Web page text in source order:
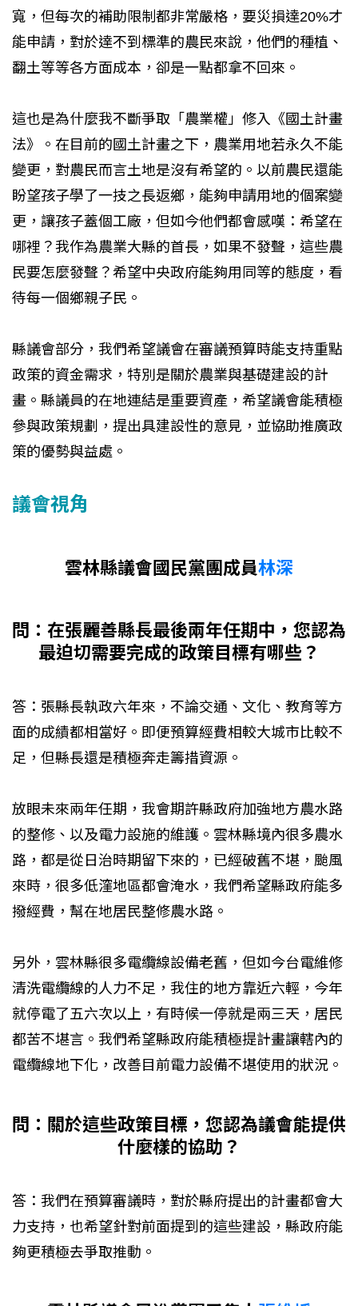
寬，但每次的補助限制都非常嚴格，要災損達20%才
能申請，對於達不到標準的農民來說，他們的種植、
翻土等等各方面成本，卻是一點都拿不回來。
這也是為什麼我不斷爭取「農業權」修入《國土計畫
法》。在目前的國土計畫之下，農業用地若永久不能
變更，對農民而言土地是沒有希望的。以前農民還能
盼望孩子學了一技之長返鄉，能夠申請用地的個案變
更，讓孩子蓋個工廠，但如今他們都會感嘆：希望在
哪裡？我作為農業大縣的首長，如果不發聲，這些農
民要怎麼發聲？希望中央政府能夠用同等的態度，看
待每一個鄉親子民。
縣議會部分，我們希望議會在審議預算時能支持重點
政策的資金需求，特別是關於農業與基礎建設的計
畫。縣議員的在地連結是重要資產，希望議會能積極
參與政策規劃，提出具建設性的意見，並協助推廣政
策的優勢與益處。
議會視角
雲林縣議會國民黨團成員林深
問：在張麗善縣長最後兩年任期中，您認為
最迫切需要完成的政策目標有哪些？
答：張縣長執政六年來，不論交通、文化、教育等方
面的成績都相當好。即便預算經費相較大城市比較不
足，但縣長還是積極奔走籌措資源。
放眼未來兩年任期，我會期許縣政府加強地方農水路
的整修、以及電力設施的維護。雲林縣境內很多農水
路，都是從日治時期留下來的，已經破舊不堪，颱風
來時，很多低漥地區都會淹水，我們希望縣政府能多
撥經費，幫在地居民整修農水路。
另外，雲林縣很多電纜線設備老舊，但如今台電維修
清洗電纜線的人力不足，我住的地方靠近六輕，今年
就停電了五六次以上，有時候一停就是兩三天，居民
都苦不堪言。我們希望縣政府能積極提計畫讓轄內的
電纜線地下化，改善目前電力設備不堪使用的狀況。
問：關於這些政策目標，您認為議會能提供
什麼樣的協助？
答：我們在預算審議時，對於縣府提出的計畫都會大
力支持，也希望針對前面提到的這些建設，縣政府能
夠更積極去爭取推動。